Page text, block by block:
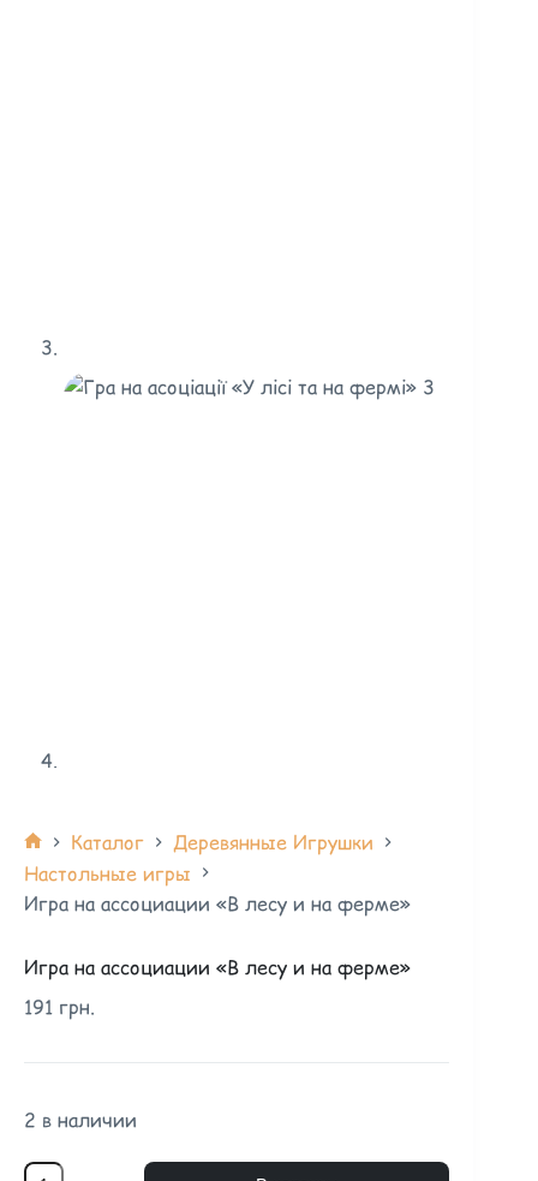
Каталог
Деревянные Игрушки
Настольные игры
Игра на ассоциации «В лесу и на ферме»
Игра на ассоциации «В лесу и на ферме»
191 грн.
2 в наличии